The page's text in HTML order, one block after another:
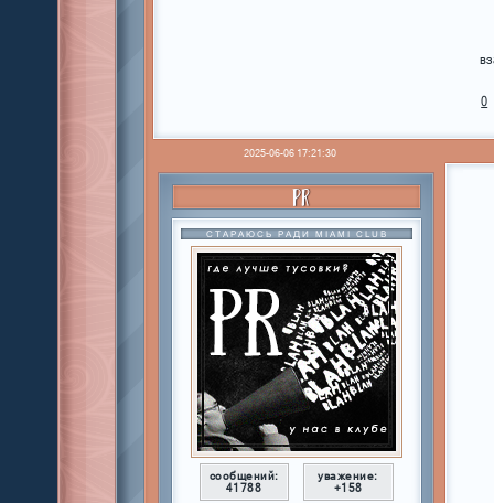
0
2025-06-06 17:21:30
PR
СТАРАЮСЬ РАДИ MIAMI CLUB
сообщений:
41788
уважение:
+158